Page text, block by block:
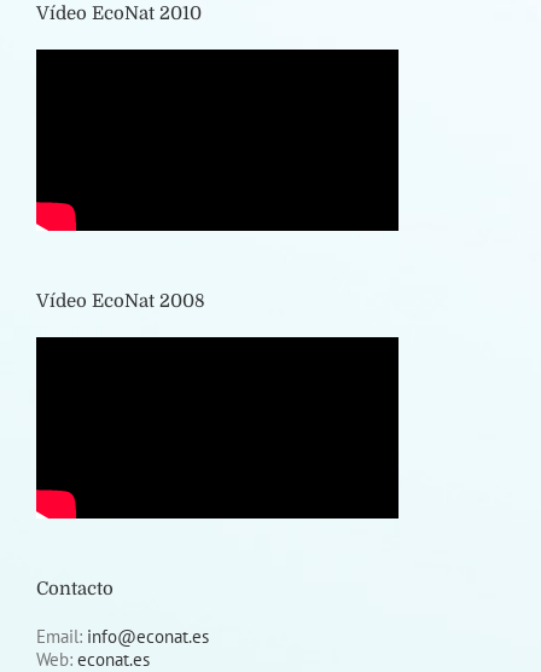
Vídeo EcoNat 2010
Vídeo EcoNat 2008
Contacto
Email: info@econat.es
Web: econat.es